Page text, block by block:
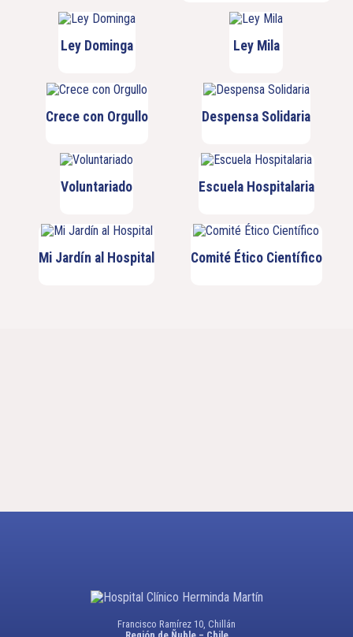
Ley Dominga Ley Mila
Crece con Orgullo Despensa Solidaria
Voluntariado Escuela Hospitalaria
Mi Jardín al Hospital Comité Ético Científico
Francisco Ramírez 10, Chillán